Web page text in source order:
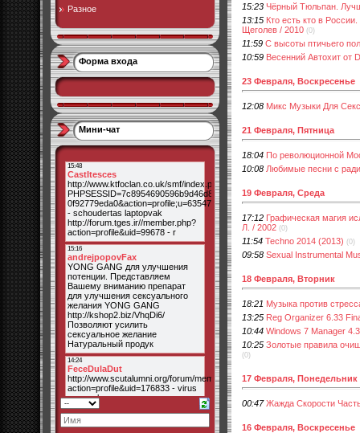
Разное
Форма входа
Мини-чат
15:23 Чёрный Тюльпан.
13:15 Кто есть кто в
Щеголев / 2010 (0)
11:59 С высоты птичьего
10:59 Весенний Автохит от
23 Февраля, Воскресенье
12:08 Микс Музыки Для
21 Февраля, Пятница
18:04 По революционной
10:08 Любимые песни с
19 Февраля, Среда
17:12 Графическая магия
Л. / 2002 (0)
11:54 Techno 2014 (2013) (0)
09:58 Sexual Instrumental
18 Февраля, Вторник
18:21 Музыка против
13:25 Reg Organizer 6.33
10:44 Windows 7 Manager
10:25 Золотые правила
(0)
17 Февраля, Понедельник
00:47 Жажда Скорости
16 Февраля, Воскресенье